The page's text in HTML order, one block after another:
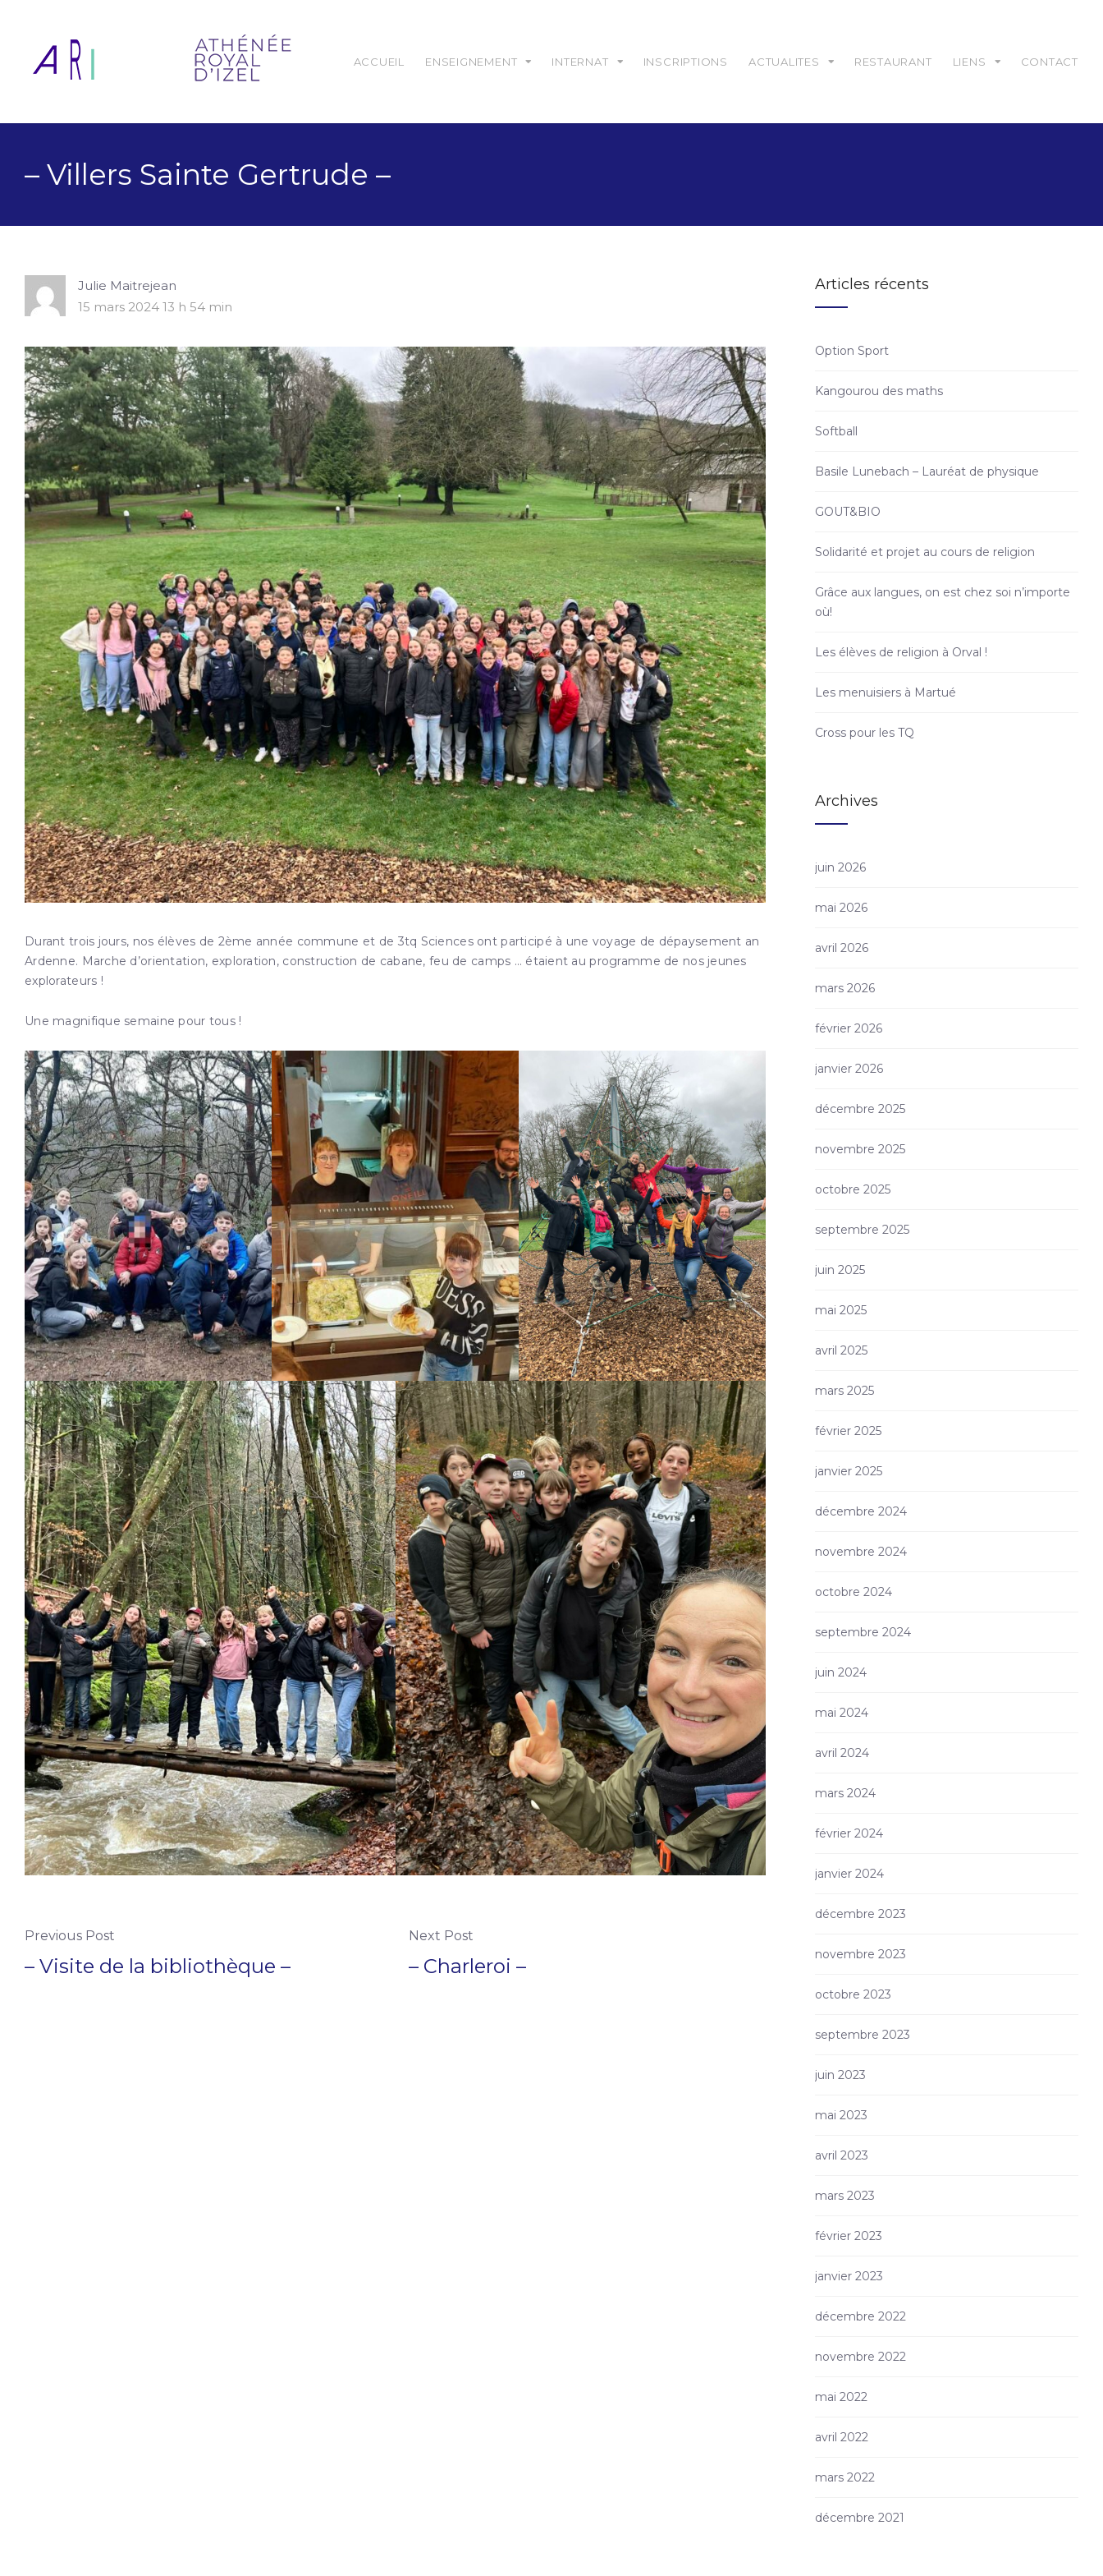
ACCUEIL ENSEIGNEMENT INTERNAT INSCRIPTIONS ACTUALITES RESTAURANT LIENS CONTACT
– Villers Sainte Gertrude –
Julie Maitrejean
15 mars 2024 13 h 54 min
Durant trois jours, nos élèves de 2ème année commune et de 3tq Sciences ont participé à une voyage de dépaysement an
Ardenne. Marche d’orientation, exploration, construction de cabane, feu de camps … étaient au programme de nos jeunes
explorateurs !
Une magnifique semaine pour tous !
Previous Post
– Visite de la bibliothèque –
Next Post
– Charleroi –
Articles récents
Option Sport
Kangourou des maths
Softball
Basile Lunebach – Lauréat de physique
GOUT&BIO
Solidarité et projet au cours de religion
Grâce aux langues, on est chez soi n’importe
où!
Les élèves de religion à Orval !
Les menuisiers à Martué
Cross pour les TQ
Archives
juin 2026
mai 2026
avril 2026
mars 2026
février 2026
janvier 2026
décembre 2025
novembre 2025
octobre 2025
septembre 2025
juin 2025
mai 2025
avril 2025
mars 2025
février 2025
janvier 2025
décembre 2024
novembre 2024
octobre 2024
septembre 2024
juin 2024
mai 2024
avril 2024
mars 2024
février 2024
janvier 2024
décembre 2023
novembre 2023
octobre 2023
septembre 2023
juin 2023
mai 2023
avril 2023
mars 2023
février 2023
janvier 2023
décembre 2022
novembre 2022
mai 2022
avril 2022
mars 2022
décembre 2021